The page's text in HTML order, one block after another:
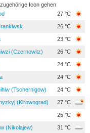
Icon gehen
27 °C
26 °C
23 °C
(Czernowitz) 26 °C
24 °C
24 °C
(Tschernigow) 24 °C
(Kirowograd) 27 °C
25 °C
(Nikolajew) 31 °C